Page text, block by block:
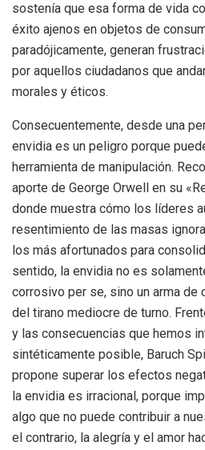
sostenía que esa forma de vida
éxito ajenos en objetos de
paradójicamente, generan
por aquellos ciudadanos que
morales y éticos.
Consecuentemente, desde una
envidia es un peligro porque
herramienta de manipulación.
aporte de George Orwell en su
donde muestra cómo los líderes
resentimiento de las masas
los más afortunados para
sentido, la envidia no es
corrosivo per se, sino un arma
del tirano mediocre de turno.
y las consecuencias que hemos
sintéticamente posible, Baruch
propone superar los efectos
la envidia es irracional, porque
algo que no puede contribuir a
el contrario, la alegría y el amor